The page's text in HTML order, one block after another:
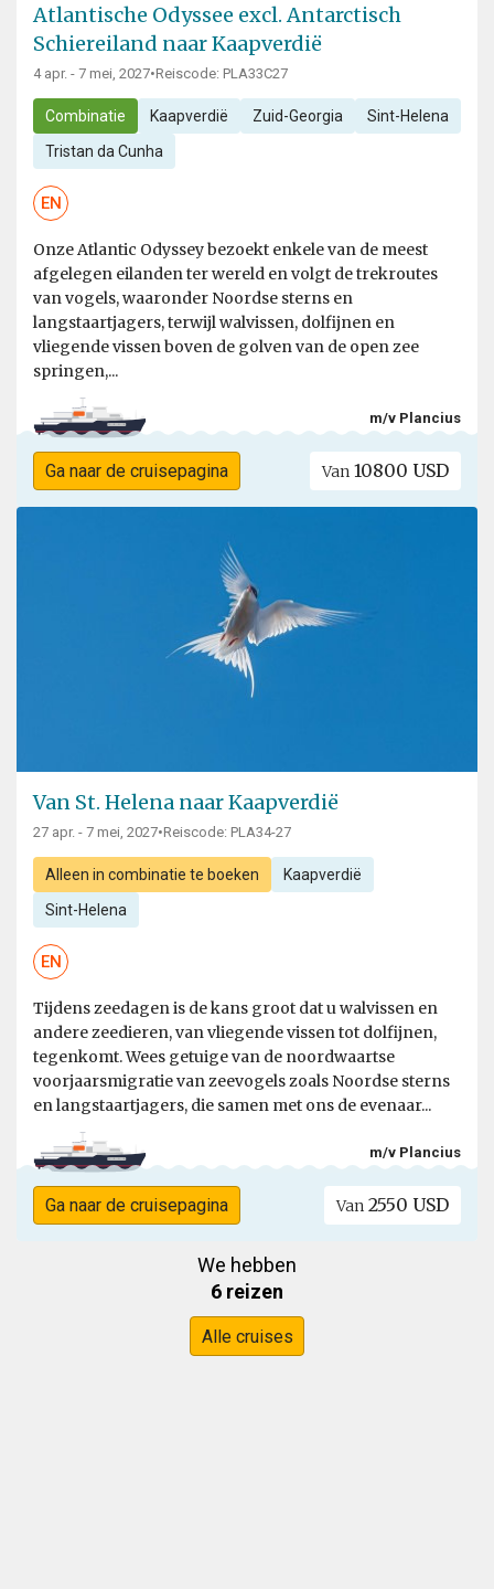
Atlantische Odyssee excl. Antarctisch
Schiereiland naar Kaapverdië
4 apr. - 7 mei, 2027•Reiscode: PLA33C27
Combinatie Kaapverdië Zuid-Georgia Sint-Helena
Tristan da Cunha
EN
Onze Atlantic Odyssey bezoekt enkele van de meest
afgelegen eilanden ter wereld en volgt de trekroutes
van vogels, waaronder Noordse sterns en
langstaartjagers, terwijl walvissen, dolfijnen en
vliegende vissen boven de golven van de open zee
springen,...
m/v Plancius
Ga naar de cruisepagina Van 10800 USD
Van St. Helena naar Kaapverdië
27 apr. - 7 mei, 2027•Reiscode: PLA34-27
Alleen in combinatie te boeken Kaapverdië
Sint-Helena
EN
Tijdens zeedagen is de kans groot dat u walvissen en
andere zeedieren, van vliegende vissen tot dolfijnen,
tegenkomt. Wees getuige van de noordwaartse
voorjaarsmigratie van zeevogels zoals Noordse sterns
en langstaartjagers, die samen met ons de evenaar...
m/v Plancius
Ga naar de cruisepagina Van 2550 USD
We hebben
6 reizen
Alle cruises